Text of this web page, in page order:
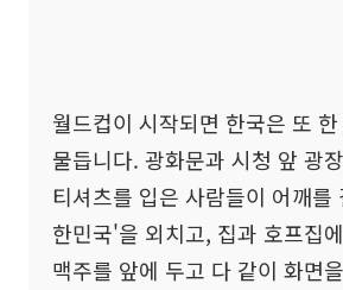
월드컵이 시작되면 한국은 또
물듭니다. 광화문과 시청 앞 광
티셔츠를 입은 사람들이 어깨를
한민국'을 외치고, 집과 호프집
맥주를 앞에 두고 다 같이 화면